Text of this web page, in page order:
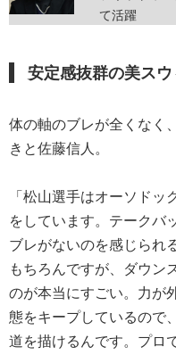
て活躍
安定感抜群の美ス
体の軸のブレが全くなく
きと佐藤信人。
「松山選手はオーソド
をしています。テークバ
ブレがないのを感じられ
もちろんですが、ダウン
のが本当にすごい。力が
態をキープしているので
道を描けるんです。プロ